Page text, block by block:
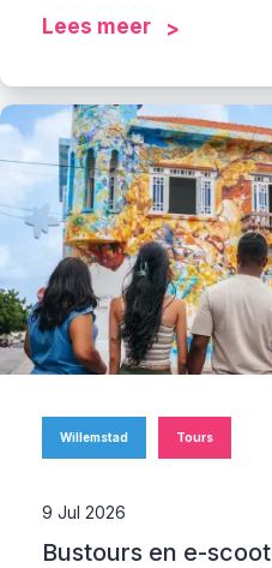
Lees meer
Willemstad Tours
9 Jul 2026
Bustours en e-